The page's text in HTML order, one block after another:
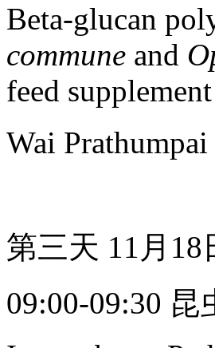
Beta-glucan
commune and
feed supplement
Wai
第三天 11月18
09:00-09:30